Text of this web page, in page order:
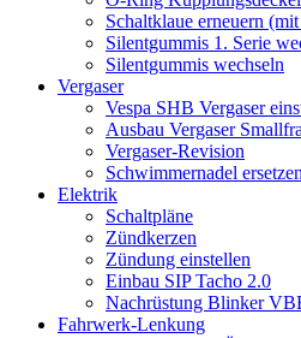
Schaltklaue erneuern
Silentgummis 1. Serie
Silentgummis wechseln
Vergaser
Vespa SHB Vergaser
Ausbau Vergaser
Vergaser-Revision
Schwimmernadel ersetzen
Elektrik
Schaltpläne
Zündkerzen
Zündung einstellen
Einbau SIP Tacho 2.0
Nachrüstung Blinker
Fahrwerk-Lenkung